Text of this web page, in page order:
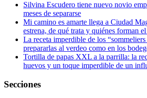
Silvina Escudero tiene nuevo novio
meses de separarse
Mi camino es amarte llega a Ciudad
estrena, de qué trata y quiénes forman
La receta imperdible de los
prepararlas al verdeo como en los
Tortilla de papas XXL a la parrilla: la
huevos y un toque imperdible de un
Secciones